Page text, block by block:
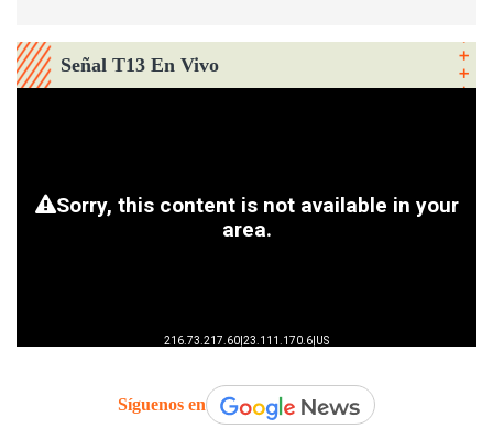
Señal T13 En Vivo
Síguenos en